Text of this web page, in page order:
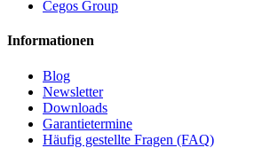
Cegos Group
Informationen
Blog
Newsletter
Downloads
Garantietermine
Häufig gestellte Fragen (FAQ)